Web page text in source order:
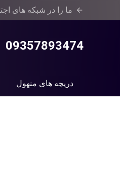
arrow_back ما را در شبکه های
09357893474
دریچه های منهول